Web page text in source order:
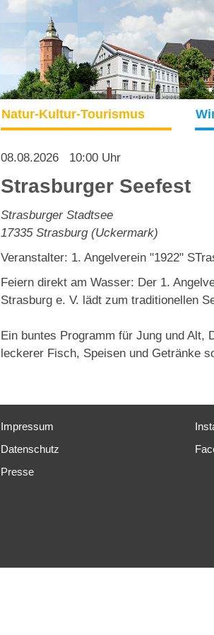
Natur-Kultur-Tourismus
08.08.2026 10:00 Uhr
Strasburger Seefest
Strasburger Stadtsee
17335 Strasburg (Uckermark)
Veranstalter: 1. Angelverein "1922"
Feiern direkt am Wasser: Der 1.
Strasburg e. V. lädt zum traditionellen
Ein buntes Programm für Jung und Alt,
leckerer Fisch, Speisen und Getränke
Impressum
Datenschutz
Presse